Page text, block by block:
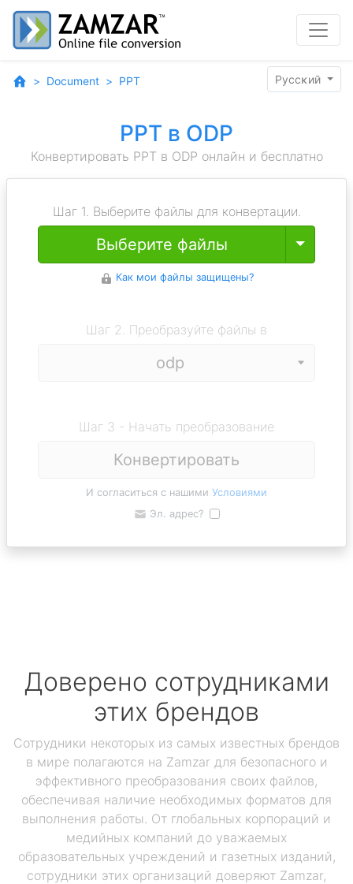
Document PPT Pyccĸий
PPT в ODP
Конвертировать PPT в ODP онлайн и бесплатно
Шаг 1. Выберите файлы для конвертации.
Выберите файлы Toggle
Как мои файлы защищены?
Шаг 2. Преобразуйте файлы в
Шаг 3 - Начать преобразование
Конвертировать
И согласиться с нашими Условиями
Эл. адрес?
Доверено сотрудниками
этих брендов
Сотрудники некоторых из самых известных брендов
в мире полагаются на Zamzar для безопасного и
эффективного преобразования своих файлов,
обеспечивая наличие необходимых форматов для
выполнения работы. От глобальных корпораций и
медийных компаний до уважаемых
образовательных учреждений и газетных изданий,
сотрудники этих организаций доверяют Zamzar,